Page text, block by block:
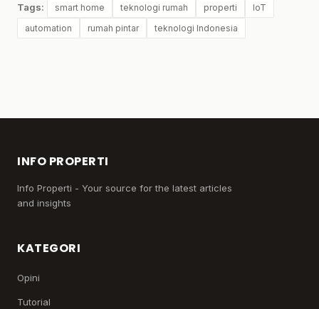
Tags: smart home teknologi rumah properti
IoT
automation
rumah pintar teknologi Indonesia
INFO PROPERTI
Info Properti - Your source for the latest articles
and insights
KATEGORI
Opini
Tutorial